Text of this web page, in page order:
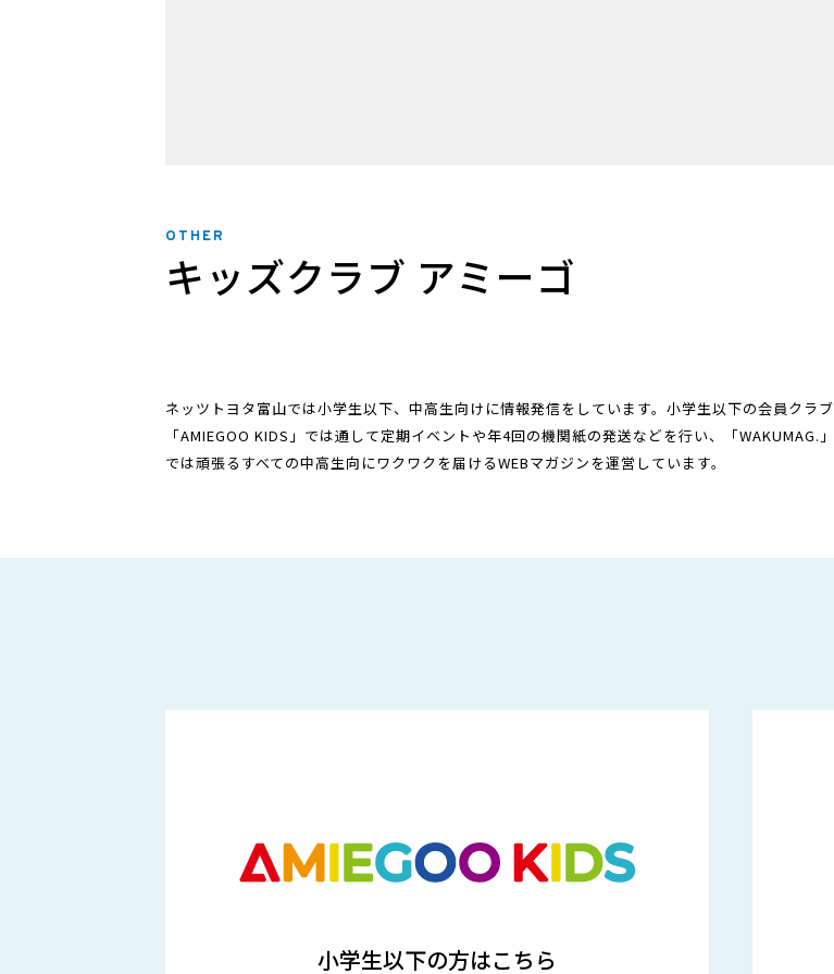
OTHER
キッズクラブ アミーゴ
ネッツトヨタ富山では小学生以下、中高生向けに情報発信をしています。小学生以下の会員クラブ
「AMIEGOO KIDS」では通して定期イベントや年4回の機関紙の発送などを行い、「WAKUMAG.」
では頑張るすべての中高生向にワクワクを届けるWEBマガジンを運営しています。
小学生以下の方はこちら